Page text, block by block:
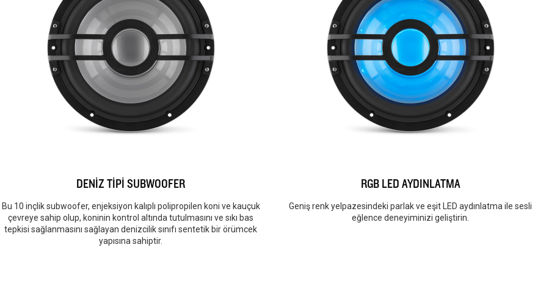
DENİZ TİPİ SUBWOOFER
Bu 10 inçlik subwoofer, enjeksiyon kalıplı polipropilen koni ve kauçuk
çevreye sahip olup, koninin kontrol altında tutulmasını ve sıkı bas
tepkisi sağlanmasını sağlayan denizcilik sınıfı sentetik bir örümcek
yapısına sahiptir.
RGB LED AYDINLATMA
Geniş renk yelpazesindeki parlak ve eşit LED aydınlatma ile sesli
eğlence deneyiminizi geliştirin.